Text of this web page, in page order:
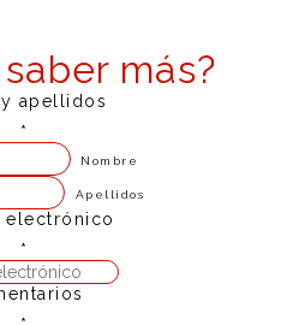
más?
y apellidos
*
Nombre
Apellidos
electrónico
*